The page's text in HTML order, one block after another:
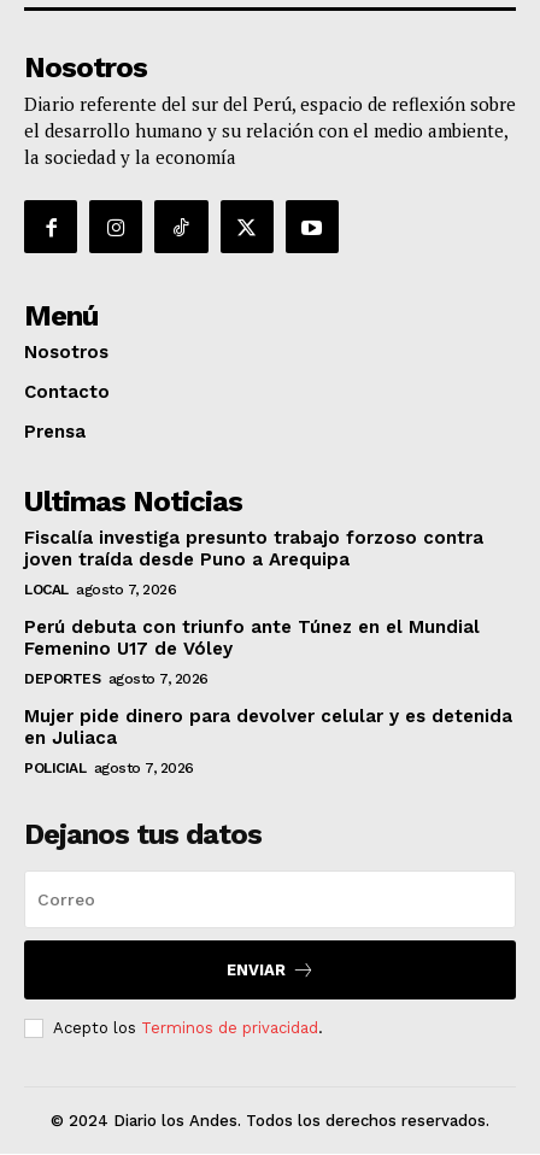
Nosotros
Diario referente del sur del Perú, espacio de reflexión sobre
el desarrollo humano y su relación con el medio ambiente,
la sociedad y la economía
Menú
Nosotros
Contacto
Prensa
Ultimas Noticias
Fiscalía investiga presunto trabajo forzoso contra
joven traída desde Puno a Arequipa
LOCAL agosto 7, 2026
Perú debuta con triunfo ante Túnez en el Mundial
Femenino U17 de Vóley
DEPORTES agosto 7, 2026
Mujer pide dinero para devolver celular y es detenida
en Juliaca
POLICIAL agosto 7, 2026
Dejanos tus datos
ENVIAR
Acepto los Terminos de privacidad .
© 2024 Diario los Andes. Todos los derechos reservados.